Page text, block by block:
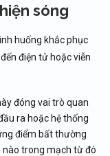
sóng
huống khắc phục
điện tử hoặc viễn
đóng vai trò quan
ra hoặc hệ thống
điểm bất thường
nào trong mạch từ đó